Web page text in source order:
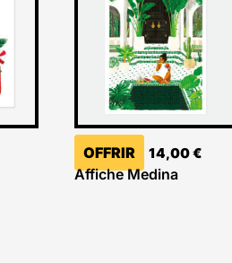
OFFRIR 14,00€
Affiche Medina